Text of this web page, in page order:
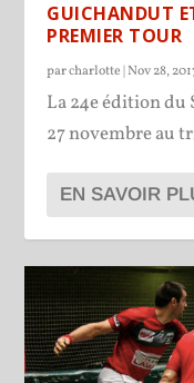
GUICHANDUT
PREMIER TOUR
parcharlotte Nov 28,
La 24e édition
27 novembre au
EN SAVOIR